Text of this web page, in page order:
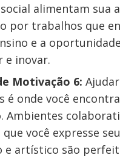
alimentam sua
por trabalhos que
e a
e inovar.
Motivação 6:
é onde você encontra
Ambientes
você expresse
e artístico são